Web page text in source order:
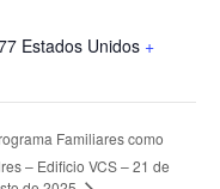
Estados Unidos +
Familiares como
– Edificio VCS – 21 de